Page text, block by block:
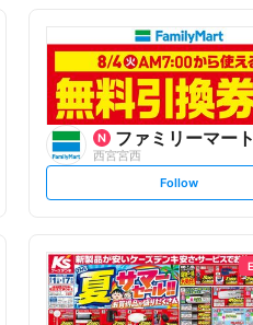
l
o
w
ファミリーマート
西宮宮西
s
t
l
o
w
Follow